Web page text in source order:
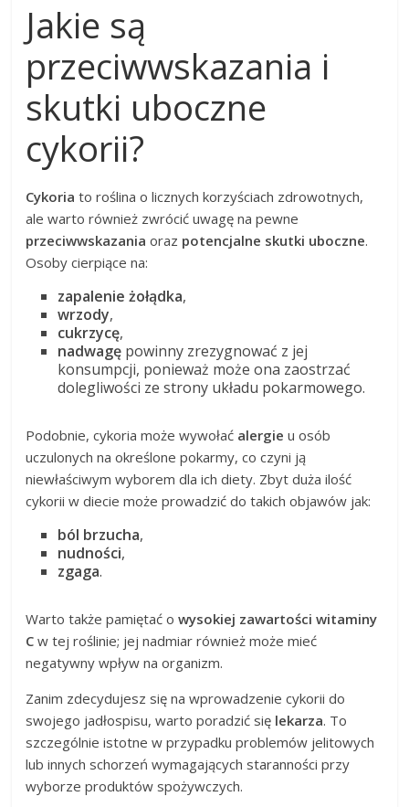
Jakie są
przeciwwskazania i
skutki uboczne
cykorii?
Cykoria to roślina o licznych korzyściach zdrowotnych,
ale warto również zwrócić uwagę na pewne
przeciwwskazania oraz potencjalne skutki uboczne.
Osoby cierpiące na:
zapalenie żołądka,
wrzody,
cukrzycę,
nadwagę powinny zrezygnować z jej
konsumpcji, ponieważ może ona zaostrzać
dolegliwości ze strony układu pokarmowego.
Podobnie, cykoria może wywołać alergie u osób
uczulonych na określone pokarmy, co czyni ją
niewłaściwym wyborem dla ich diety. Zbyt duża ilość
cykorii w diecie może prowadzić do takich objawów jak:
ból brzucha,
nudności,
zgaga.
Warto także pamiętać owysokiej zawartości witaminy
C w tej roślinie; jej nadmiar również może mieć
negatywny wpływ na organizm.
Zanim zdecydujesz się na wprowadzenie cykorii do
swojego jadłospisu, warto poradzić się lekarza. To
szczególnie istotne w przypadku problemów jelitowych
lub innych schorzeń wymagających staranności przy
wyborze produktów spożywczych.